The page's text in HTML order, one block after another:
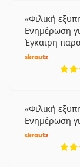
Φιλική
Ενημέρωση
Έγκαιρη
Φιλική
Ενημέρωση